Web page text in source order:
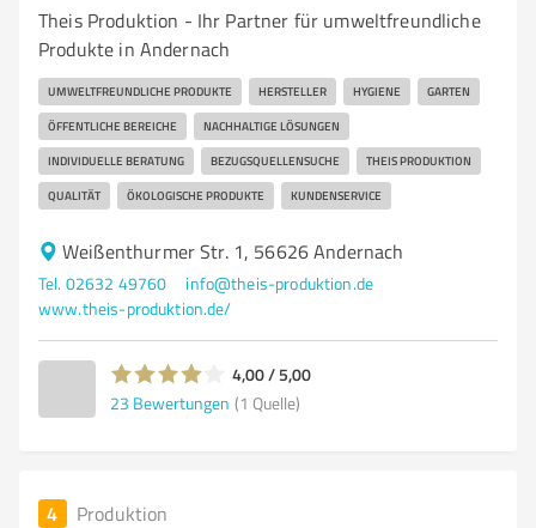
Theis Produktion - Ihr Partner für umweltfreundliche
Produkte in Andernach
UMWELTFREUNDLICHE PRODUKTE HERSTELLER HYGIENE GARTEN
ÖFFENTLICHE BEREICHE NACHHALTIGE LÖSUNGEN
INDIVIDUELLE BERATUNG BEZUGSQUELLENSUCHE THEIS PRODUKTION
QUALITÄT ÖKOLOGISCHE PRODUKTE KUNDENSERVICE
Weißenthurmer Str. 1, 56626 Andernach
Tel. 02632 49760
info@theis-produktion.de
www.theis-produktion.de/
4,00 / 5,00
23 Bewertungen (1 Quelle)
4 Produktion